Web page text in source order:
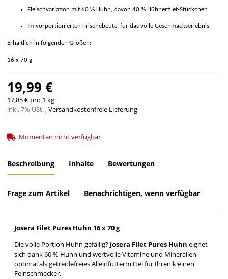
Fleischvariation mit 60 % Huhn, davon 40 % Hühnerfilet-Stückchen
Im vorportionierten Frischebeutel für das volle Geschmackserlebnis
Erhältlich in folgenden Größen:
16 x 70 g
19,99 €
17,85 € pro 1 kg
inkl. 7% USt. ,Versandkostenfreie Lieferung
Momentan nicht verfügbar
Beschreibung Inhalte Bewertungen
Frage zum Artikel Benachrichtigen, wenn verfügbar
Josera Filet Pures Huhn 16 x 70 g
Die volle Portion Huhn gefällig? Josera Filet Pures Huhn eignet
sich dank 60 % Huhn und wertvolle Vitamine und Mineralien
optimal als getreidefreies Alleinfuttermittel für Ihren kleinen
Feinschmecker.